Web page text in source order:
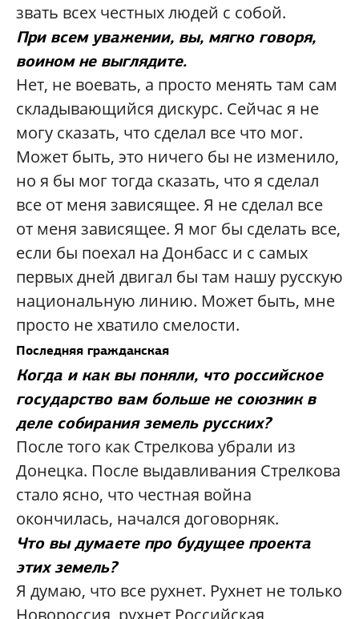
звать всех честных людей с собой.
При всем уважении, вы, мягко говоря,
воином не выглядите.
Нет, не воевать, а просто менять там сам
складывающийся дискурс. Сейчас я не
могу сказать, что сделал все что мог.
Может быть, это ничего бы не изменило,
но я бы мог тогда сказать, что я сделал
все от меня зависящее. Я не сделал все
от меня зависящее. Я мог бы сделать все,
если бы поехал на Донбасс и с самых
первых дней двигал бы там нашу русскую
национальную линию. Может быть, мне
просто не хватило смелости.
Последняя гражданская
Когда и как вы поняли, что российское
государство вам больше не союзник в
деле собирания земель русских?
После того как Стрелкова убрали из
Донецка. После выдавливания Стрелкова
стало ясно, что честная война
окончилась, начался договорняк.
Что вы думаете про будущее проекта
этих земель?
Я думаю, что все рухнет. Рухнет не только
Новороссия, рухнет Российская